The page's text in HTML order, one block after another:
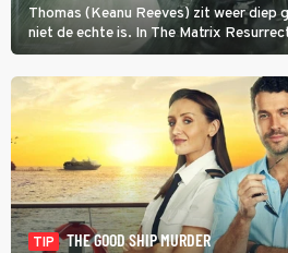
Thomas (Keanu Reeves) zit weer diep
niet de echte is. In The Matrix
proberen uit deze schijnwereld te
TIP
THE GOOD SHIP MURDER